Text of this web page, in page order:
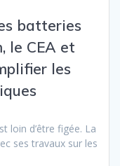
batteries
le CEA et
les
loin d’être figée. La
ses travaux sur les